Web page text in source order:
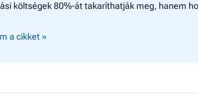
költségek 80%-át takaríthatják meg, hanem
a cikket »